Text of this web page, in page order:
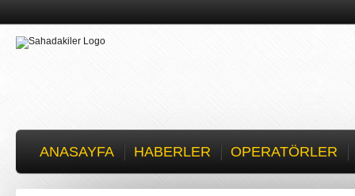
ANASAYFA HABERLER OPERATÖRLER